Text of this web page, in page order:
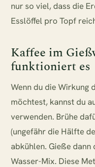
nur so viel, dass die
Esslöffel pro Topf
Kaffee im
funktioniert es
Wenn du die Wirkung
möchtest, kannst du
verwenden. Brühe
(ungefähr die Hälfte
abkühlen. Gieße dann
Wasser-Mix. Diese